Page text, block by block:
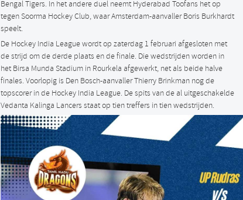
Bengal Tigers. In het andere duel neemt Hyderabad Toofans het op
tegen Soorma Hockey Club, waar Amsterdam-aanvaller Boris Burkhardt
speelt.
De Hockey India League wordt op zaterdag 1 februari afgesloten met
de strijd om de derde plaats en de finale. Die wedstrijden worden in
het Birsa Munda Stadium in Rourkela afgewerkt, net als beide halve
finales. Voorlopig is Den Bosch-aanvaller Thierry Brinkman nog de
topscorer in de Hockey India League. De spits van de al uitgeschakelde
Vedanta Kalinga Lancers staat op tien treffers in tien wedstrijden.